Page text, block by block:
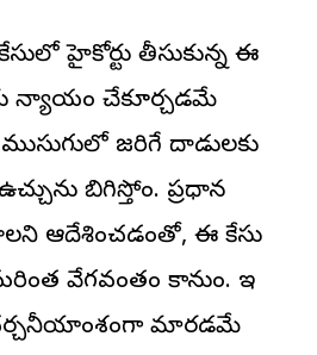
హైకోర్టు తీసుకున్న ఈ
న్యాయం చేకూర్చడమే
జరిగే దాడులకు
బిగిస్తోంది. ప్రధాన
ఆదేశించడంతో, ఈ కేసు
వేగవంతం కానుంది. ఇది
మారడమే